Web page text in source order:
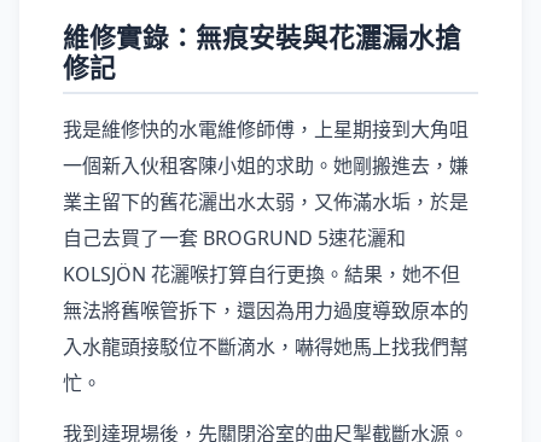
維修實錄：無痕安裝與花灑漏水搶
修記
我是維修快的水電維修師傅，上星期接到大角咀
一個新入伙租客陳小姐的求助。她剛搬進去，嫌
業主留下的舊花灑出水太弱，又佈滿水垢，於是
自己去買了一套 BROGRUND 5速花灑和
KOLSJÖN 花灑喉打算自行更換。結果，她不但
無法將舊喉管拆下，還因為用力過度導致原本的
入水龍頭接駁位不斷滴水，嚇得她馬上找我們幫
忙。
我到達現場後，先關閉浴室的曲尺掣截斷水源。